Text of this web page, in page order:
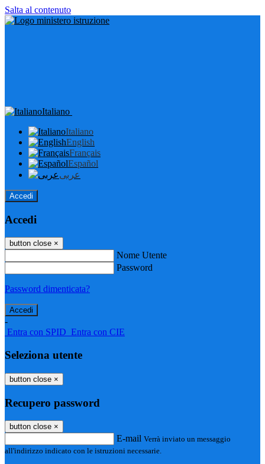
Salta al contenuto
Italiano
Italiano
English
Français
Español
عربى
Accedi
Accedi
button close ×
Nome Utente
Password
Password dimenticata?
-
Entra con SPID Entra con CIE
Seleziona utente
button close ×
Recupero password
button close ×
E-mail Verrà inviato un messaggio
all'indirizzo indicato con le istruzioni necessarie.